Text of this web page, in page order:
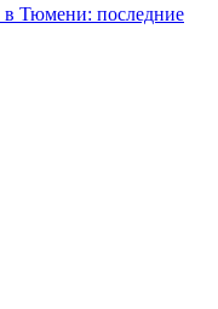
в Тюмени: последние